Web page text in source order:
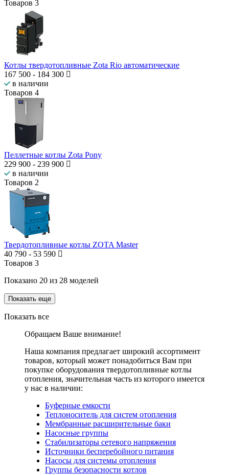
Товаров 3
Котлы твердотопливные Zota Rio автоматические
167 500 - 184 300
в наличии
Товаров 4
Пеллетные котлы Zota Pony
229 900 - 239 900
в наличии
Товаров 2
Твердотопливные котлы ZOTA Master
40 790 - 53 590
Товаров 3
Показано 20 из 28 моделей
Показать еще
Показать все
Обращаем Ваше внимание!
Наша компания предлагает широкий ассортимент
товаров, который может понадобиться Вам при
покупке оборудования твердотопливные котлы
отопления, значительная часть из которого имеется
у нас в наличии:
Буферные емкости
Теплоноситель для систем отопления
Мембранные расширительные баки
Насосные группы
Стабилизаторы сетевого напряжения
Источники бесперебойного питания
Насосы для системы отопления
Группы безопасности котлов